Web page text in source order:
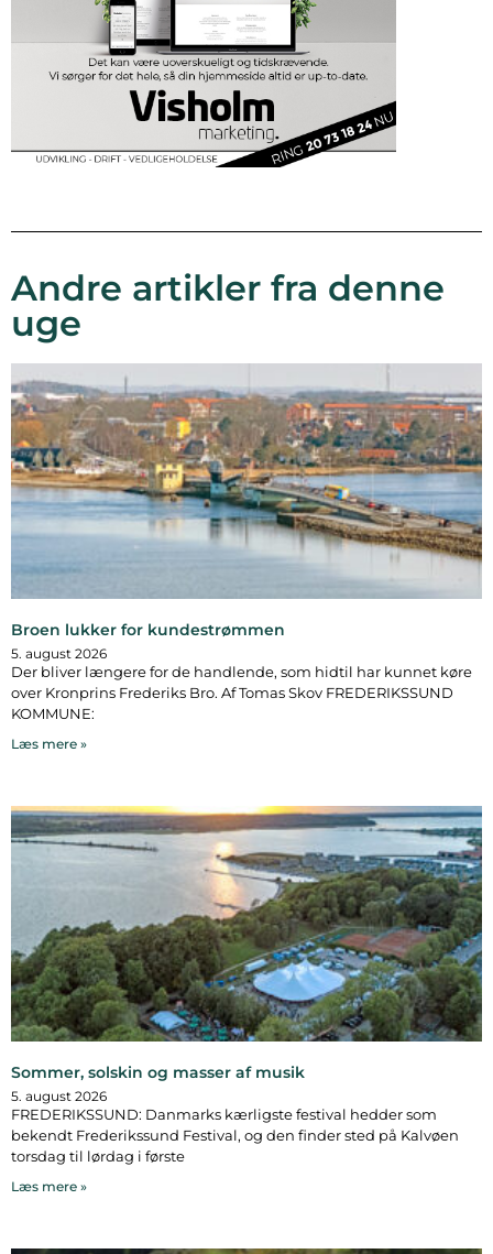
Andre artikler fra denne
uge
Broen lukker for kundestrømmen
5. august 2026
Der bliver længere for de handlende, som hidtil har kunnet køre
over Kronprins Frederiks Bro. Af Tomas Skov FREDERIKSSUND
KOMMUNE:
Læs mere »
Sommer, solskin og masser af musik
5. august 2026
FREDERIKSSUND: Danmarks kærligste festival hedder som
bekendt Frederikssund Festival, og den finder sted på Kalvøen
torsdag til lørdag i første
Læs mere »